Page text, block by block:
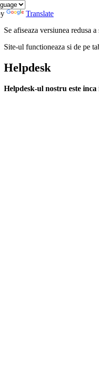
Translate
Se afiseaza versiunea redusa
Site-ul functioneaza si de pe
Helpdesk
Helpdesk-ul nostru este inca